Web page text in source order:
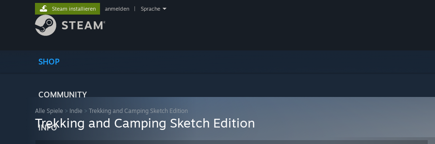
SHOP
COMMUNITY
INFO
Steam installieren anmelden Sprache
Alle Spiele > Indie > Trekking and Camping Sketch Edition
Trekking and Camping Sketch Edition